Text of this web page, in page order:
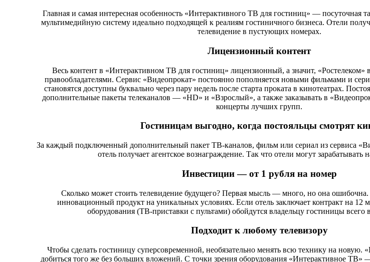
Главная и самая интересная особенность «Интерактивного ТВ для гостиниц» — посуточная
мультимедийную систему идеально подходящей к реалиям гостиничного бизнеса. Отели
телевидение в пустующих номерах.
Лицензионный контент
Весь контент в «Интерактивном ТВ для гостиниц» лицензионный, а значит, «Ростелеком»
правообладателями. Сервис «Видеопрокат» постоянно пополняется новыми фильмами и
становятся доступны буквально через пару недель после старта проката в кинотеатрах.
дополнительные пакеты телеканалов — «HD» и «Взрослый», а также заказывать в
концерты лучших групп.
Гостиницам выгодно, когда постояльцы смотрят
За каждый подключенный дополнительный пакет ТВ-каналов, фильм или сериал из сервиса
отель получает агентское вознаграждение. Так что отели могут зарабатывать
Инвестиции — от 1 рубля на номер
Сколько может стоить телевидение будущего? Первая мысль — много, но она ошибочна.
инновационный продукт на уникальных условиях. Если отель заключает контракт на 12
оборудования (ТВ-приставки с пультами) обойдутся владельцу гостиницы всего
Подходит к любому телевизору
Чтобы сделать гостиницу суперсовременной, необязательно менять всю технику на новую.
добиться того же без больших вложений. С точки зрения оборудования «Интерактивное ТВ»